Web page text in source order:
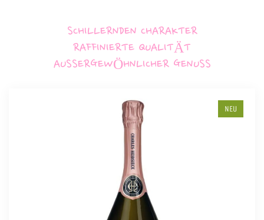
SCHILLERNDEN CHARAKTER
RAFFINIERTE QUALITÄT
AUSSERGEWÖHNLICHER GENUSS
NEU